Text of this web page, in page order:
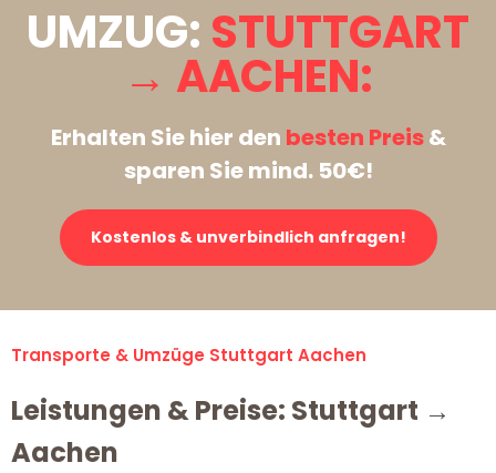
UMZUG: STUTTGART
→ AACHEN:
Erhalten Sie hier den besten Preis&
sparen Sie mind. 50€!
Kostenlos & unverbindlich anfragen!
Transporte & Umzüge Stuttgart Aachen
Leistungen & Preise: Stuttgart →
Aachen